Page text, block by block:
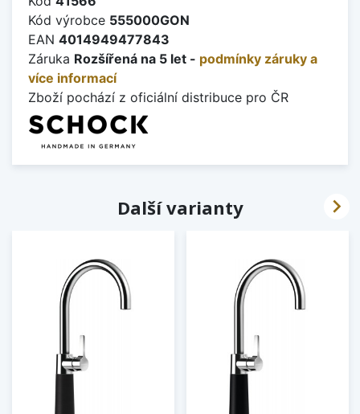
Kód výrobce 555000GON
EAN 4014949477843
Záruka Rozšířená na 5 let - podmínky záruky a
více informací
Zboží pochází z oficiální distribuce pro ČR
Další varianty 